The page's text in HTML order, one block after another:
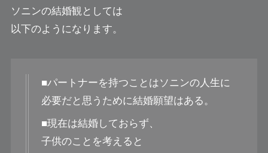
ソニンの結婚観としては
以下のようになります。
■パートナーを持つことはソニンの人生に
必要だと思うために結婚願望はある。
■現在は結婚しておらず、
子供のことを考えると